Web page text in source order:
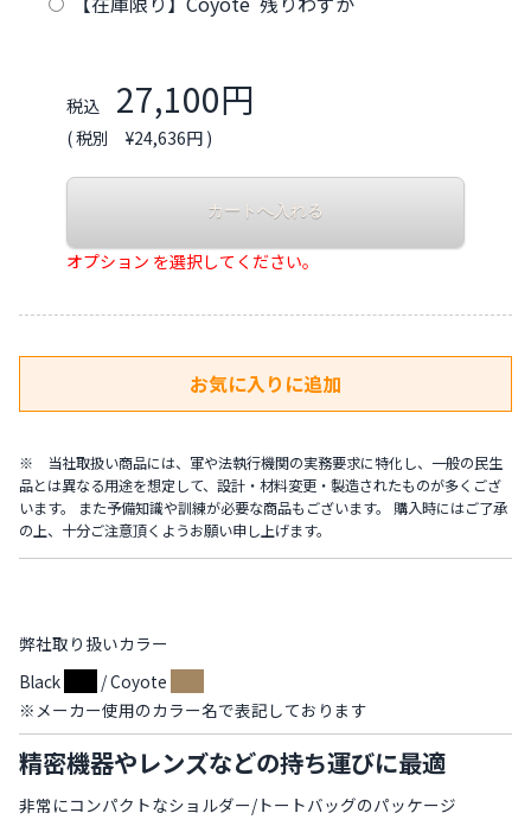
税込 27,100円
( 税別 ¥24,636円 )
オプション を選択してください。
※ 当社取扱い商品には、軍や法執行機関の実務要求に特化し、一般の民生
品とは異なる用途を想定して、設計・材料変更・製造されたものが多くござ
います。 また予備知識や訓練が必要な商品もございます。 購入時にはご了承
の上、十分ご注意頂くようお願い申し上げます。
弊社取り扱いカラー
Black
/ Coyote
※メーカー使用のカラー名で表記しております
精密機器やレンズなどの持ち運びに最適
非常にコンパクトなショルダー/トートバッグのパッケージ